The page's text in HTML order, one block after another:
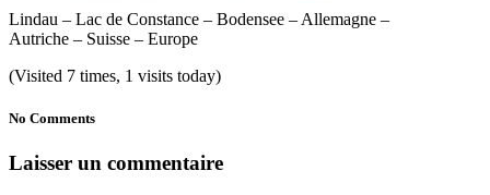
Lindau – Lac de Constance – Bodensee – Allemagne –
Autriche – Suisse – Europe
(Visited 7 times, 1 visits today)
No Comments
Laisser un commentaire